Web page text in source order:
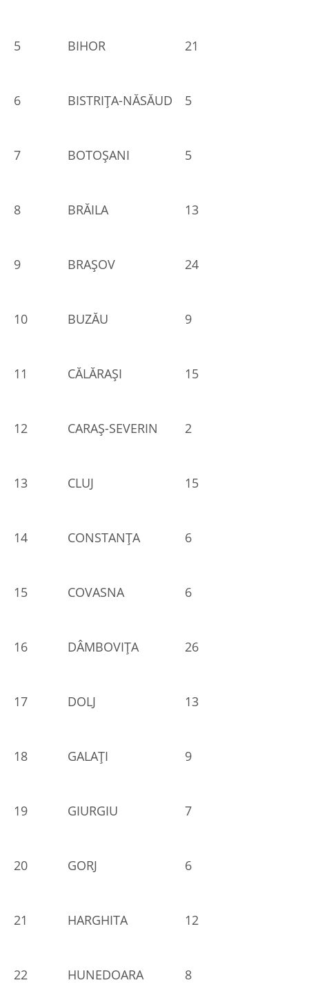
5 BIHOR 21
6 BISTRIŢA-NĂSĂUD 5
7 BOTOŞANI 5
8 BRĂILA 13
9 BRAŞOV 24
10 BUZĂU 9
11 CĂLĂRAŞI 15
12 CARAŞ-SEVERIN 2
13 CLUJ 15
14 CONSTANŢA 6
15 COVASNA 6
16 DÂMBOVIŢA 26
17 DOLJ 13
18 GALAŢI 9
19 GIURGIU 7
20 GORJ 6
21 HARGHITA 12
22 HUNEDOARA 8